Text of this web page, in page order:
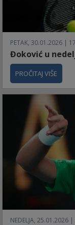
PETAK, 30.01.2026 |
Đoković u
PROČITAJ VIŠE
NEDELJA, 25.01.2026